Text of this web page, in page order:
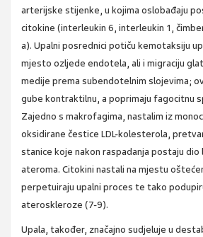
arterijske stijenke, u kojima oslobađaju
citokine (interleukin 6, interleukin 1,
a). Upalni posrednici potiču kemotaksiju
mjesto ozljede endotela, ali i migraciju
medije prema subendotelnim slojevima;
gube kontraktilnu, a poprimaju fagocitnu
Zajedno s makrofagima, nastalim iz
oksidirane čestice LDL-kolesterola,
stanice koje nakon raspadanja postaju dio
ateroma. Citokini nastali na mjestu
perpetuiraju upalni proces te tako
ateroskleroze (7-9).
Upala, također, značajno sudjeluje u